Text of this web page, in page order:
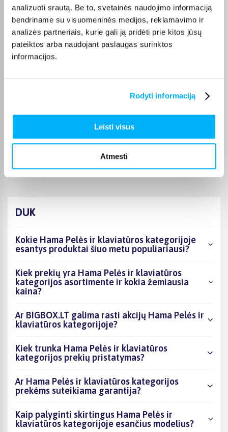
analizuoti srautą. Be to, svetainės naudojimo informaciją
bendriname su visuomeninės medijos, reklamavimo ir
analizės partneriais, kurie gali ją pridėti prie kitos jūsų
pateiktos arba naudojant paslaugas surinktos
informacijos.
Rodyti informaciją
Leisti visus
Atmesti
Neringa N.
Patvirtintas pirkėjas
viskas ok
Naudoju LG televizoriui valdyti vietoj magic remote-labai patogu
Kokybiška pelė už gerą kainą. Pirkimo procesas greitas ir
DUK
Kokie Hama Pelės ir klaviatūros kategorijoje
esantys produktai šiuo metu populiariausi?
Kiek prekių yra Hama Pelės ir klaviatūros
kategorijos asortimente ir kokia žemiausia
kaina?
Ar BIGBOX.LT galima rasti akcijų Hama Pelės ir
klaviatūros kategorijoje?
Kiek trunka Hama Pelės ir klaviatūros
kategorijos prekių pristatymas?
Ar Hama Pelės ir klaviatūros kategorijos
prekėms suteikiama garantija?
Kaip palyginti skirtingus Hama Pelės ir
klaviatūros kategorijoje esančius modelius?